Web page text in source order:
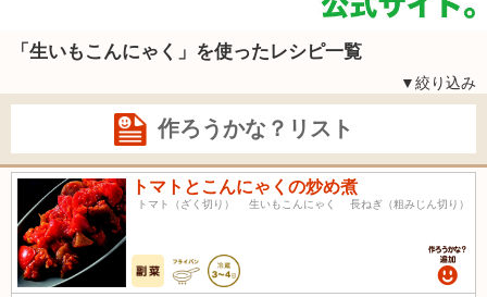
「生いもこんにゃく」を使ったレシピ一覧
▼絞り込み
作ろうかな？リスト
トマトとこんにゃくの炒め煮
トマト（ざく切り） 生いもこんにゃく 長ねぎ（粗みじん切り）